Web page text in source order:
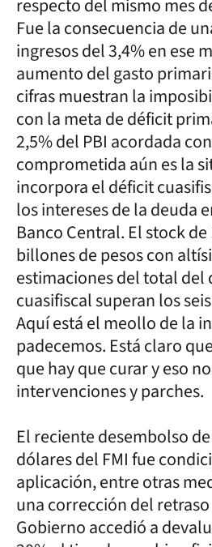
respecto del mismo mes
Fue la consecuencia de
ingresos del 3,4% en ese
aumento del gasto
cifras muestran la
con la meta de déficit
2,5% del PBI acordada
comprometida aún es la
incorpora el déficit
los intereses de la deuda
Banco Central. El stock
billones de pesos con
estimaciones del total del
cuasifiscal superan los
Aquí está el meollo de la
padecemos. Está claro
que hay que curar y eso
intervenciones y parches.
El reciente desembolso
dólares del FMI fue
aplicación, entre otras
una corrección del
Gobierno accedió a